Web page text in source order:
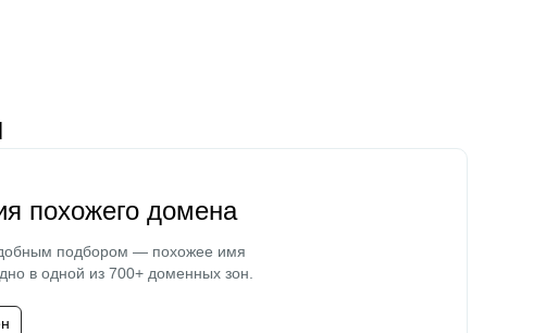
похожего домена
подбором — похожее имя
в одной из 700+ доменных зон.